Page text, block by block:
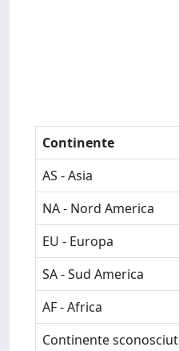
Continente
AS - Asia
NA - Nord America
EU - Europa
SA - Sud America
AF - Africa
Continente